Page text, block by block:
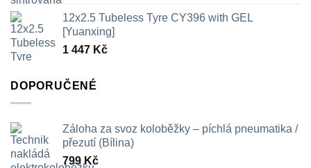
326 Kč
12x2.5 Tubeless Tyre CY396 with GEL
[Yuanxing]
1 447 Kč
DOPORUČENÉ
Záloha za svoz koloběžky – píchlá pneumatika /
přezutí (Bílina)
799Kč